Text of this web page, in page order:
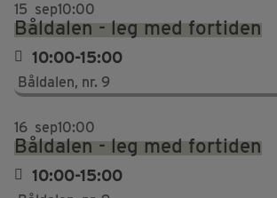
15 sep10:00
Båldalen - leg med fortiden
10:00-15:00
Båldalen, nr. 9
16 sep10:00
Båldalen - leg med fortiden
10:00-15:00